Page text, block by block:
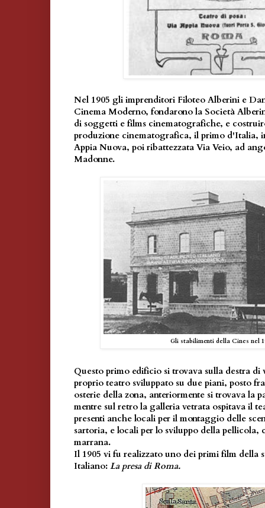
Nel 1905 gli imprenditori Filoteo Alberini e
Cinema Moderno, fondarono la Società
di soggetti e films cinematografiche, e
produzione cinematografica, il primo d'Italia,
Appia Nuova, poi ribattezzata Via Veio, ad
Madonne.
Gli stabilimenti della Cines nel
Questo primo edificio si trovava sulla destra di
proprio teatro sviluppato su due piani, posto
osterie della zona, anteriormente si trovava la
mentre sul retro la galleria vetrata ospitava il
presenti anche locali per il montaggio delle
sartoria, e locali per lo sviluppo della pellicola,
marrana.
Il 1905 vi fu realizzato uno dei primi film della
Italiano: La presa di Roma.